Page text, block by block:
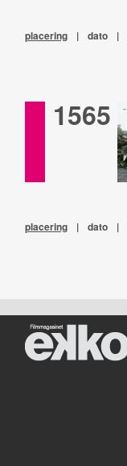
placering | dato |
1565
placering | dato |